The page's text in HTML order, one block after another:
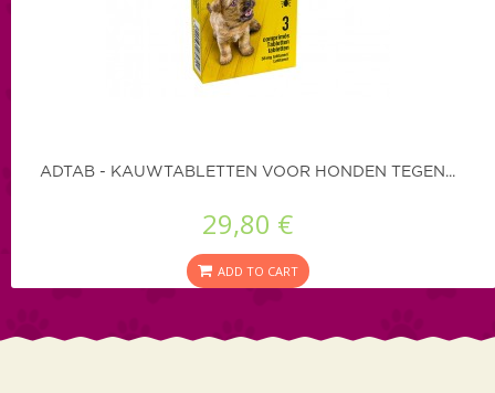
ADTAB - KAUWTABLETTEN VOOR HONDEN TEGEN...
29,80 €
ADD TO CART